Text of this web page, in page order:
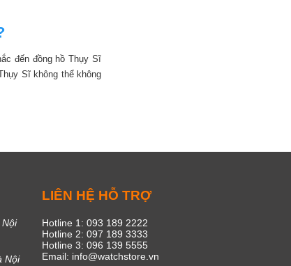
đến đồng hồ Thụy Sĩ
Sĩ không thể không
Nội
Nội
LIÊN HỆ HỖ TRỢ
Hotline 1: 093 189 2222
Hotline 2: 097 189 3333
Hotline 3: 096 139 5555
Email: info@watchstore.vn